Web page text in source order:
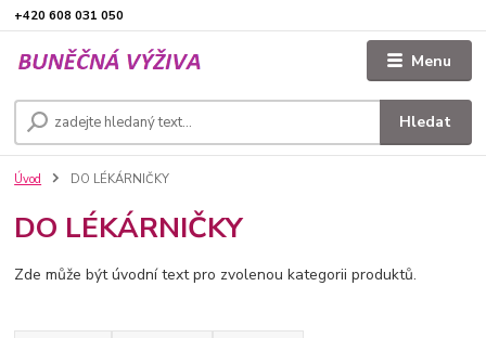
Menu
Hledat
+420 608 031 050
Úvod DO LÉKÁRNIČKY
DO LÉKÁRNIČKY
Zde může být úvodní text pro zvolenou kategorii produktů.